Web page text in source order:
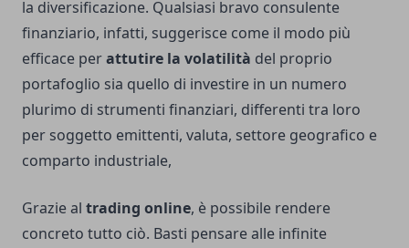
la diversificazione. Qualsiasi bravo consulente
finanziario, infatti, suggerisce come il modo più
efficace perattutire la volatilità del proprio
portafoglio sia quello di investire in un numero
plurimo di strumenti finanziari, differenti tra loro
per soggetto emittenti, valuta, settore geografico e
comparto industriale,
Grazie al trading online, è possibile rendere
concreto tutto ciò. Basti pensare alle infinite